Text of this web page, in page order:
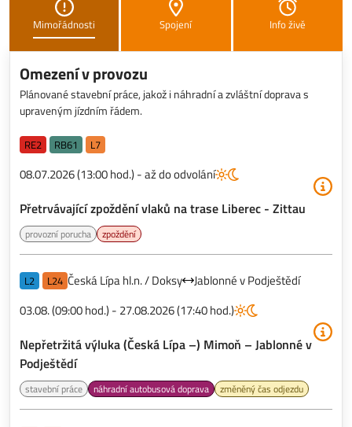
Mimořádnosti Spojení Info živě
Omezení v provozu
Plánované stavební práce, jakož i náhradní a zvláštní doprava s
upraveným jízdním řádem.
RE2 RB61 L7
08.07.2026 (13:00 hod.) - až do odvolání
Přetrvávající zpoždění vlaků na trase Liberec - Zittau
provozní porucha zpoždění
L2 L24 Česká Lípa hl.n. / Doksy
Jablonné v Podještědí
03.08. (09:00 hod.) - 27.08.2026 (17:40 hod.)
Nepřetržitá výluka (Česká Lípa –) Mimoň – Jablonné v
Podještědí
stavební práce náhradní autobusová doprava změněný čas odjezdu